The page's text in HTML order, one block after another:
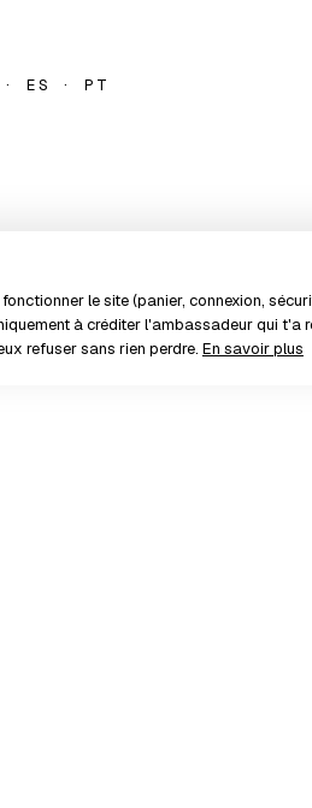
ES · PT
le site (panier, connexion,
à créditer l'ambassadeur qui t'a
refuser sans rien perdre. En savoir plus